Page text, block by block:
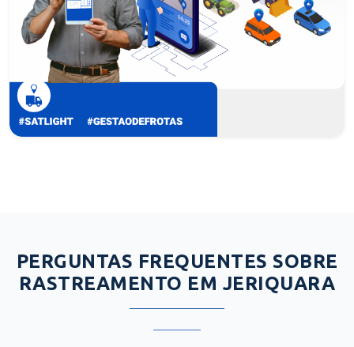
PERGUNTAS FREQUENTES SOBRE
RASTREAMENTO EM JERIQUARA